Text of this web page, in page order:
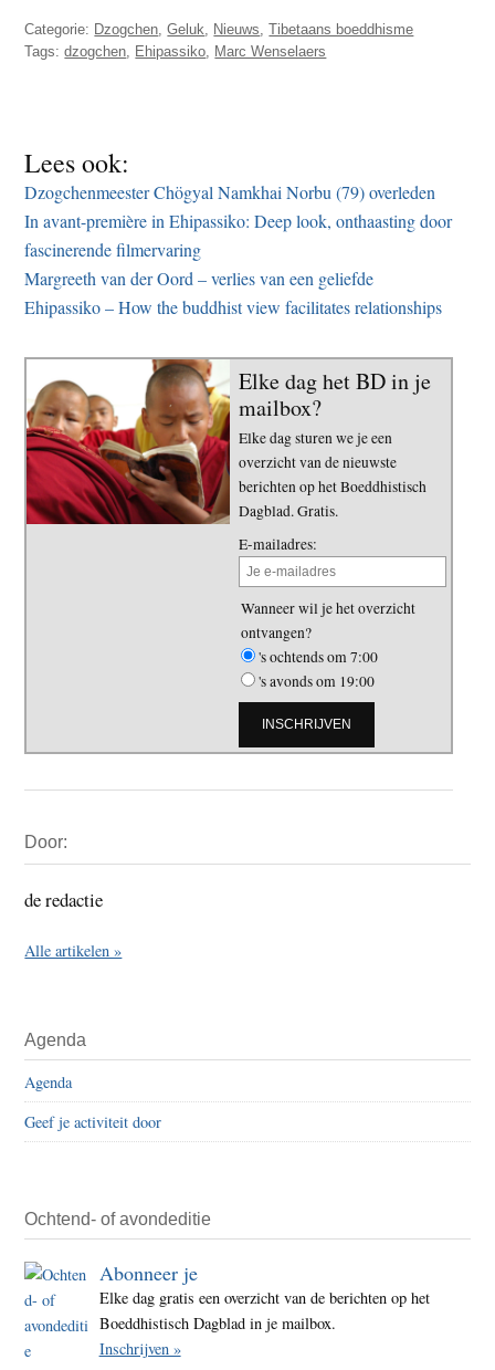
Categorie: Dzogchen,Geluk, Nieuws,Tibetaans boeddhisme
Tags:dzogchen, Ehipassiko, Marc Wenselaers
Lees ook:
Dzogchenmeester Chögyal Namkhai Norbu (79) overleden
In avant-première in Ehipassiko: Deep look, onthaasting door
fascinerende filmervaring
Margreeth van der Oord – verlies van een geliefde
Ehipassiko – How the buddhist view facilitates relationships
Elke dag het BD in je
mailbox?
Elke dag sturen we je een
overzicht van de nieuwste
berichten op het Boeddhistisch
Dagblad. Gratis.
E-mailadres:
Wanneer wil je het overzicht
ontvangen?
's ochtends om 7:00
's avonds om 19:00
Sidebar
Door:
de redactie
Alle artikelen »
Agenda
Agenda
Geef je activiteit door
Ochtend- of avondeditie
Abonneer je
Elke dag gratis een overzicht van de berichten op het
Boeddhistisch Dagblad in je mailbox.
Inschrijven »